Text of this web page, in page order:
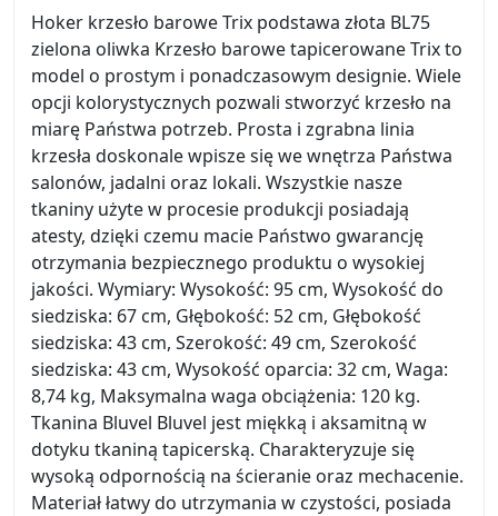
Hoker krzesło barowe Trix podstawa złota BL75
zielona oliwka Krzesło barowe tapicerowane Trix to
model o prostym i ponadczasowym designie. Wiele
opcji kolorystycznych pozwali stworzyć krzesło na
miarę Państwa potrzeb. Prosta i zgrabna linia
krzesła doskonale wpisze się we wnętrza Państwa
salonów, jadalni oraz lokali. Wszystkie nasze
tkaniny użyte w procesie produkcji posiadają
atesty, dzięki czemu macie Państwo gwarancję
otrzymania bezpiecznego produktu o wysokiej
jakości. Wymiary: Wysokość: 95 cm, Wysokość do
siedziska: 67 cm, Głębokość: 52 cm, Głębokość
siedziska: 43 cm, Szerokość: 49 cm, Szerokość
siedziska: 43 cm, Wysokość oparcia: 32 cm, Waga:
8,74 kg, Maksymalna waga obciążenia: 120 kg.
Tkanina Bluvel Bluvel jest miękką i aksamitną w
dotyku tkaniną tapicerską. Charakteryzuje się
wysoką odpornością na ścieranie oraz mechacenie.
Materiał łatwy do utrzymania w czystości, posiada